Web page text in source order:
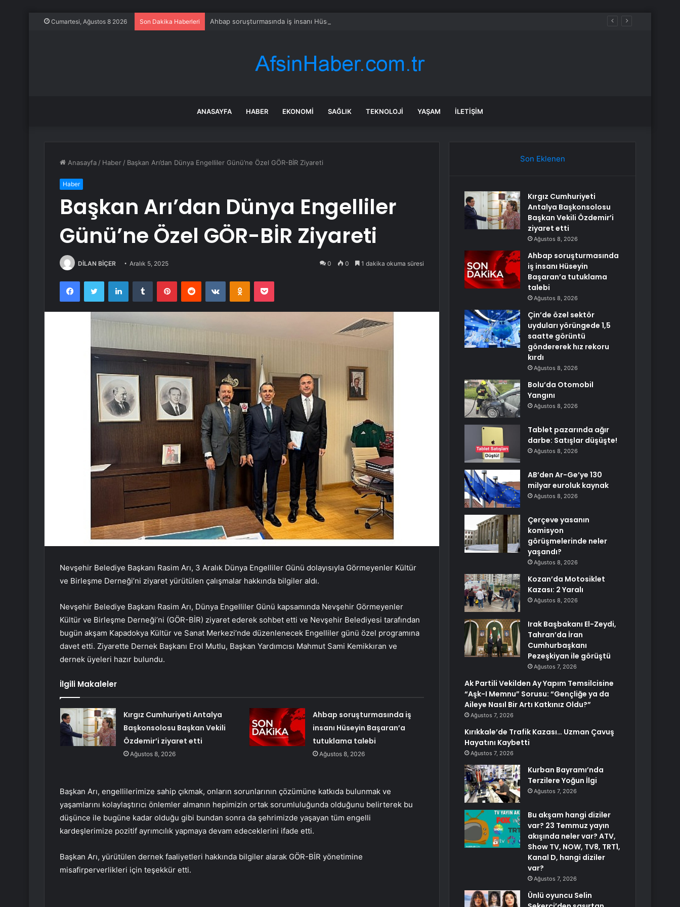
Cumartesi, Ağustos 8 2026 Son Dakika Haberleri Ahbap soruşturmasında iş insanı Hüseyin Başaran’a tutuklama talebi
ANASAYFA HABER EKONOMI SAĞLIK TEKNOLOJI YAŞAM İLETIŞIM
Anasayfa / Haber / Başkan Arı’dan Dünya Engelliler Günü’ne Özel GÖR-BİR Ziyareti
Haber
Başkan Arı’dan Dünya Engelliler
Günü’ne Özel GÖR-BİR Ziyareti
DİLAN BİÇER Aralık 5, 2025 0 0 1 dakika okuma süresi
FacebookTwitter LinkedInTumblr PinterestReddit VKontakteOdnoklassniki
Pocket
Nevşehir Belediye Başkanı Rasim Arı, 3 Aralık Dünya Engelliler Günü dolayısıyla Görmeyenler Kültür
ve Birleşme Derneği’ni ziyaret yürütülen çalışmalar hakkında bilgiler aldı.
Nevşehir Belediye Başkanı Rasim Arı, Dünya Engelliler Günü kapsamında Nevşehir Görmeyenler
Kültür ve Birleşme Derneği’ni (GÖR-BİR) ziyaret ederek sohbet etti ve Nevşehir Belediyesi tarafından
bugün akşam Kapadokya Kültür ve Sanat Merkezi’nde düzenlenecek Engelliler günü özel programına
davet etti. Ziyarette Dernek Başkanı Erol Mutlu, Başkan Yardımcısı Mahmut Sami Kemikkıran ve
dernek üyeleri hazır bulundu.
İlgili Makaleler
Kırgız Cumhuriyeti Antalya
Başkonsolosu Başkan Vekili
Özdemir’i ziyaret etti
Ağustos 8, 2026
Ahbap soruşturmasında iş
insanı Hüseyin Başaran’a
tutuklama talebi
Ağustos 8, 2026
Başkan Arı, engellilerimize sahip çıkmak, onların sorunlarının çözümüne katkıda bulunmak ve
yaşamlarını kolaylaştırıcı önlemler almanın hepimizin ortak sorumluluğunda olduğunu belirterek bu
düşünce ile bugüne kadar olduğu gibi bundan sonra da şehrimizde yaşayan tüm engelli
kardeşlerimize pozitif ayrımcılık yapmaya devam edeceklerini ifade etti.
Başkan Arı, yürütülen dernek faaliyetleri hakkında bilgiler alarak GÖR-BİR yönetimine
misafirperverlikleri için teşekkür etti.
Son Eklenen
Kırgız Cumhuriyeti
Antalya Başkonsolosu
Başkan Vekili Özdemir’i
ziyaret etti
Ağustos 8, 2026
Ahbap soruşturmasında
iş insanı Hüseyin
Başaran’a tutuklama
talebi
Ağustos 8, 2026
Çin’de özel sektör
uyduları yörüngede 1,5
saatte görüntü
göndererek hız rekoru
kırdı
Ağustos 8, 2026
Bolu’da Otomobil
Yangını
Ağustos 8, 2026
Tablet pazarında ağır
darbe: Satışlar düşüşte!
Ağustos 8, 2026
AB’den Ar-Ge’ye 130
milyar euroluk kaynak
Ağustos 8, 2026
Çerçeve yasanın
komisyon
görüşmelerinde neler
yaşandı?
Ağustos 8, 2026
Kozan’da Motosiklet
Kazası: 2 Yaralı
Ağustos 8, 2026
Irak Başbakanı El-Zeydi,
Tahran’da İran
Cumhurbaşkanı
Pezeşkiyan ile görüştü
Ağustos 7, 2026
Ak Partili Vekilden Ay Yapım Temsilcisine
“Aşk-I Memnu” Sorusu: “Gençliğe ya da
Aileye Nasıl Bir Artı Katkınız Oldu?”
Ağustos 7, 2026
Kırıkkale’de Trafik Kazası… Uzman Çavuş
Hayatını Kaybetti
Ağustos 7, 2026
Kurban Bayramı’nda
Terzilere Yoğun İlgi
Ağustos 7, 2026
Bu akşam hangi diziler
var? 23 Temmuz yayın
akışında neler var? ATV,
Show TV, NOW, TV8, TRT1,
Kanal D, hangi diziler
var?
Ağustos 7, 2026
Ünlü oyuncu Selin